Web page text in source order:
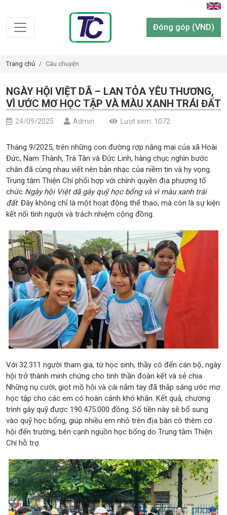
Đóng góp (VND)
Trang chủ Câu chuyện
NGÀY HỘI VIỆT DÃ – LAN TỎA YÊU THƯƠNG,
VÌ ƯỚC MƠ HỌC TẬP VÀ MÀU XANH TRÁI ĐẤT
24/09/2025 Admin Lượt xem: 1072
Tháng 9/2025, trên những con đường rợp nắng mai của xã Hoài
Đức, Nam Thành, Trà Tân và Đức Linh, hàng chục nghìn bước
chân đã cùng nhau viết nên bản nhạc của niềm tin và hy vọng.
Trung tâm Thiện Chí phối hợp với chính quyền địa phương tổ
chức Ngày hội Việt dã gây quỹ học bổng và vì màu xanh trái
đất. Đây không chỉ là một hoạt động thể thao, mà còn là sự kiện
kết nối tình người và trách nhiệm cộng đồng.
Với 32.311 người tham gia, từ học sinh, thầy cô đến cán bộ, ngày
hội trở thành minh chứng cho tinh thần đoàn kết và sẻ chia.
Những nụ cười, giọt mồ hôi và cái nắm tay đã thắp sáng ước mơ
học tập cho các em có hoàn cảnh khó khăn. Kết quả, chương
trình gây quỹ được 190.475.000 đồng. Số tiền này sẽ bổ sung
vào quỹ học bổng, giúp nhiều em nhỏ trên địa bàn có thêm cơ
hội đến trường, bên cạnh nguồn học bổng do Trung tâm Thiện
Chí hỗ trợ.